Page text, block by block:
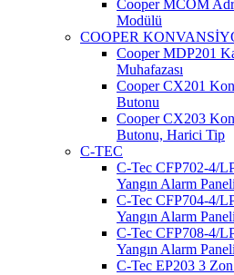
Cooper MCOM
Modülü
COOPER
Cooper MDP201
Muhafazası
Cooper CX201
Butonu
Cooper CX203
Butonu, Harici Tip
C-TEC
C-Tec CFP702-4/
Yangın Alarm Paneli
C-Tec CFP704-4/
Yangın Alarm Paneli
C-Tec CFP708-4/
Yangın Alarm Paneli
C-Tec EP203 3